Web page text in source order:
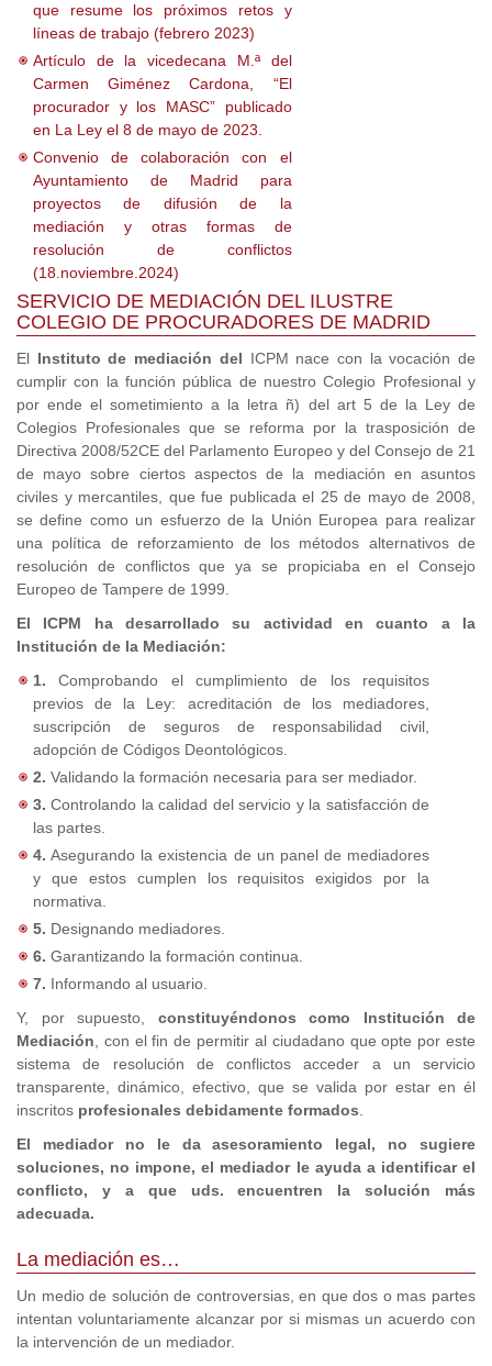
que resume los próximos retos y
líneas de trabajo (febrero 2023)
Artículo de la vicedecana M.ª del
Carmen Giménez Cardona, “El
procurador y los MASC” publicado
en La Ley el 8 de mayo de 2023.
Convenio de colaboración con el
Ayuntamiento de Madrid para
proyectos de difusión de la
mediación y otras formas de
resolución de conflictos
(18.noviembre.2024)
SERVICIO DE MEDIACIÓN DEL ILUSTRE
COLEGIO DE PROCURADORES DE MADRID
El Instituto de mediación del ICPM nace con la vocación de
cumplir con la función pública de nuestro Colegio Profesional y
por ende el sometimiento a la letra ñ) del art 5 de la Ley de
Colegios Profesionales que se reforma por la trasposición de
Directiva 2008/52CE del Parlamento Europeo y del Consejo de 21
de mayo sobre ciertos aspectos de la mediación en asuntos
civiles y mercantiles, que fue publicada el 25 de mayo de 2008,
se define como un esfuerzo de la Unión Europea para realizar
una política de reforzamiento de los métodos alternativos de
resolución de conflictos que ya se propiciaba en el Consejo
Europeo de Tampere de 1999.
El ICPM ha desarrollado su actividad en cuanto a la
Institución de la Mediación:
1. Comprobando el cumplimiento de los requisitos
previos de la Ley: acreditación de los mediadores,
suscripción de seguros de responsabilidad civil,
adopción de Códigos Deontológicos.
2. Validando la formación necesaria para ser mediador.
3. Controlando la calidad del servicio y la satisfacción de
las partes.
4. Asegurando la existencia de un panel de mediadores
y que estos cumplen los requisitos exigidos por la
normativa.
5. Designando mediadores.
6. Garantizando la formación continua.
7. Informando al usuario.
Y, por supuesto, constituyéndonos como Institución de
Mediación, con el fin de permitir al ciudadano que opte por este
sistema de resolución de conflictos acceder a un servicio
transparente, dinámico, efectivo, que se valida por estar en él
inscritos profesionales debidamente formados.
El mediador no le da asesoramiento legal, no sugiere
soluciones, no impone, el mediador le ayuda a identificar el
conflicto, y a que uds. encuentren la solución más
adecuada.
La mediación es…
Un medio de solución de controversias, en que dos o mas partes
intentan voluntariamente alcanzar por si mismas un acuerdo con
la intervención de un mediador.